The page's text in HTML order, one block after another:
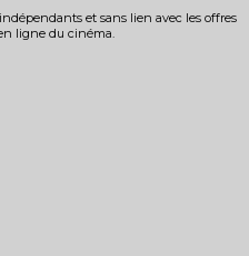
et sans lien avec les offres
ligne du cinéma.